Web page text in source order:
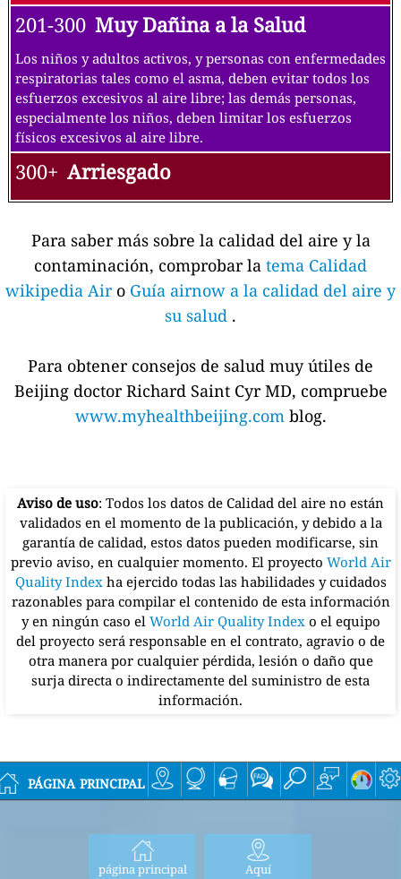
201-300 Muy Dañina a la Salud
Los niños y adultos activos, y personas con enfermedades
respiratorias tales como el asma, deben evitar todos los
esfuerzos excesivos al aire libre; las demás personas,
especialmente los niños, deben limitar los esfuerzos
físicos excesivos al aire libre.
300+ Arriesgado
Para saber más sobre la calidad del aire y la
contaminación, comprobar la tema Calidad
wikipedia Air o Guía airnow a la calidad del aire y
su salud .
Para obtener consejos de salud muy útiles de
Beijing doctor Richard Saint Cyr MD, compruebe
www.myhealthbeijing.com blog.
Aviso de uso: Todos los datos de Calidad del aire no están
validados en el momento de la publicación, y debido a la
garantía de calidad, estos datos pueden modificarse, sin
previo aviso, en cualquier momento. El proyecto World Air
Quality Index ha ejercido todas las habilidades y cuidados
razonables para compilar el contenido de esta información
y en ningún caso el World Air Quality Index o el equipo
del proyecto será responsable en el contrato, agravio o de
otra manera por cualquier pérdida, lesión o daño que
surja directa o indirectamente del suministro de esta
información.
página principal
página principal Aquí